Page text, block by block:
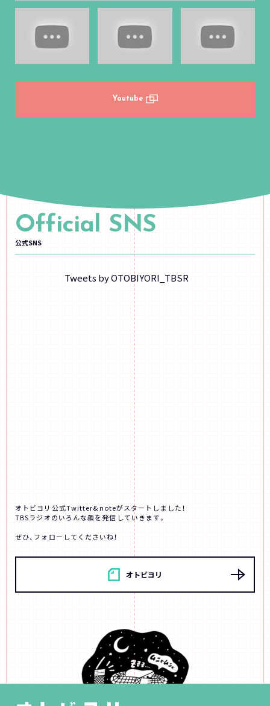
Youtube
Official SNS
公式SNS
Tweets by OTOBIYORI_TBSR
オトビヨリ公式Twitter&noteがスタートしました！
TBSラジオのいろんな顔を発信していきます。
ぜひ、フォローしてくださいね！
オトビヨリ